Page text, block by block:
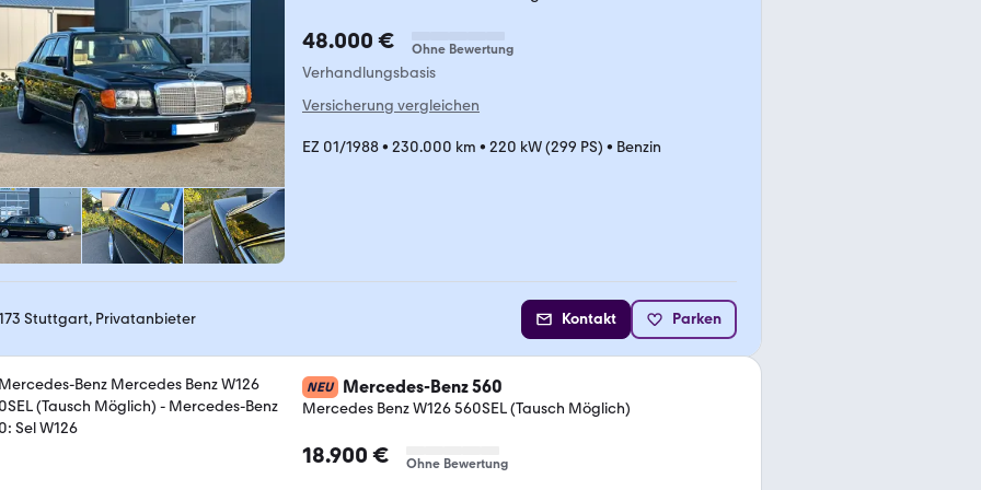
48.000 € Ohne Bewertung
Verhandlungsbasis
Versicherung vergleichen
EZ 01/1988• 230.000 km • 220 kW (299 PS) • Benzin
Stuttgart, Privatanbieter Kontakt Parken
NEU Mercedes-Benz 560
Mercedes Benz W126 560SEL (Tausch Möglich)
18.900 € Ohne Bewertung